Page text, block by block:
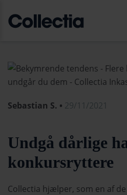
Sebastian S. • 29/11/2021
Undgå dårlige
konkursryttere
Collectia hjælper, som en af